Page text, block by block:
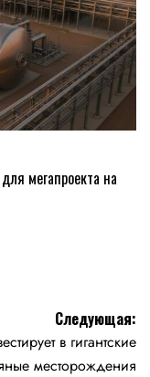
мегапроекта на
Следующая:
в гигантские
месторождения